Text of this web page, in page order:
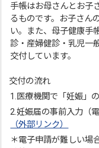
手帳はお母さんとお子
るものです。お子さん
い。また、母子健康手
診・産婦健診・乳児一
交付しています。
交付の流れ
1.医療機関で「妊娠」
2.妊娠届の事前入力（
（外部リンク）
＊電子申請が難しい場